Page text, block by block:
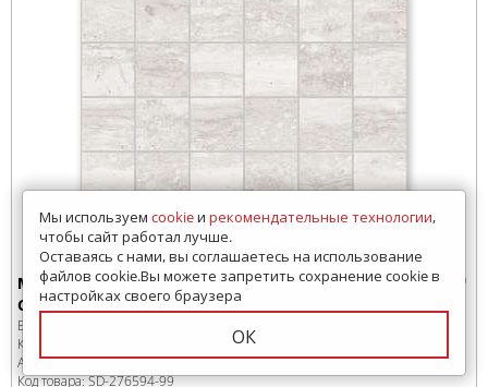
Мозаика
Crema 30х30 Матовый
Бренд:
Коллекция:
Артикул:LPD2MSA004BR
Код товара:SD-276594-99
Мы используем cookieи рекомендательные технологии,
чтобы сайт работал лучше.
Оставаясь с нами, вы соглашаетесь на использование
файлов cookie.Вы можете запретить сохранение cookie в
настройках своего браузера
ОК